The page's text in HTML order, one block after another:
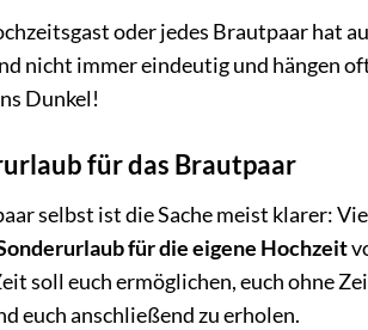
oder jedes Brautpaar hat
nicht immer eindeutig und hängen
Dunkel!
für das Brautpaar
selbst ist die Sache meist klarer:
für die eigene Hochzeit
soll euch ermöglichen, euch ohne
euch anschließend zu erholen.